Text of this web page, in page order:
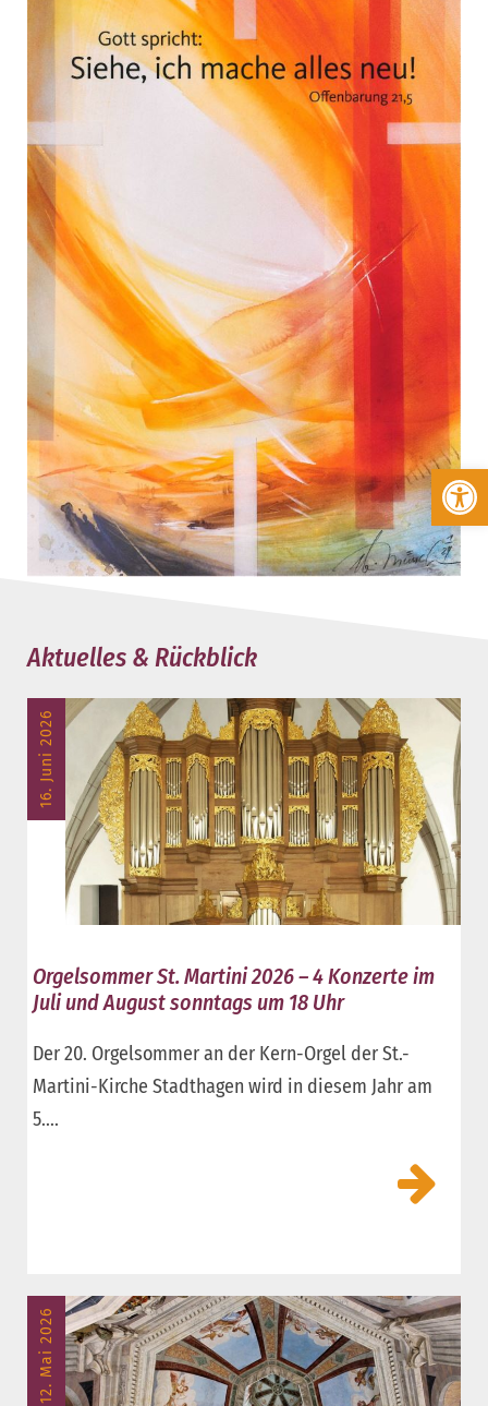
Werkzeugleiste öffnen
Aktuelles & Rückblick
16. Juni 2026
Orgelsommer St. Martini 2026 – 4 Konzerte im
Juli und August sonntags um 18 Uhr
Der 20. Orgelsommer an der Kern-Orgel der St.-
Martini-Kirche Stadthagen wird in diesem Jahr am
5....
12. Mai 2026